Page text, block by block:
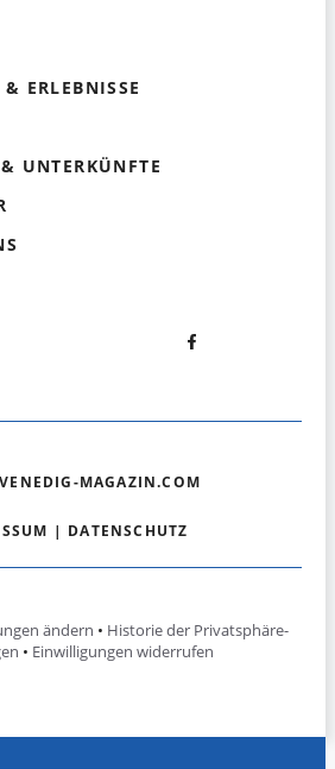
ERLEBNISSE
UNTERKÜNFTE
MAGAZIN.COM
| DATENSCHUTZ
ändern • Historie der Privatsphäre-
• Einwilligungen widerrufen